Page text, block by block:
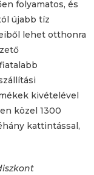
folyamatos, és
újabb tíz
lehet otthonra
kivételével
közel 1300
kattintással,